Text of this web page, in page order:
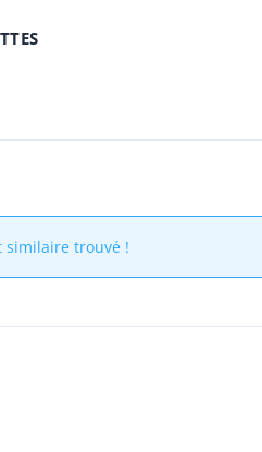
similaire trouvé !